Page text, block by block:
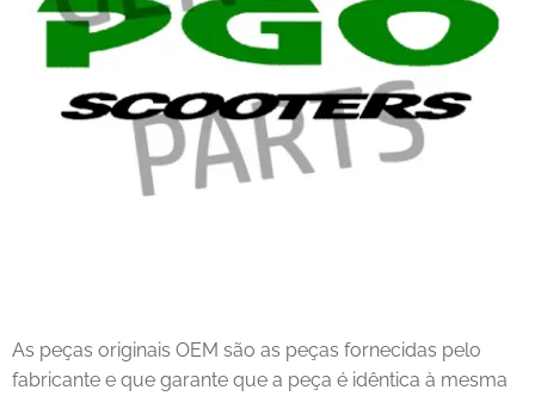
As peças originais OEM são as peças fornecidas pelo
fabricante e que garante que a peça é idêntica à mesma